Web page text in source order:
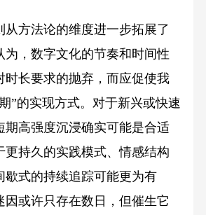
方法论的维度进一步拓展了
为，数字文化的节奏和时间性
时长要求的抛弃，而应促使我
”的实现方式。对于新兴或快速
期高强度沉浸确实可能是合适
更持久的实践模式、情感结构
歇式的持续追踪可能更为有
因或许只存在数日，但催生它